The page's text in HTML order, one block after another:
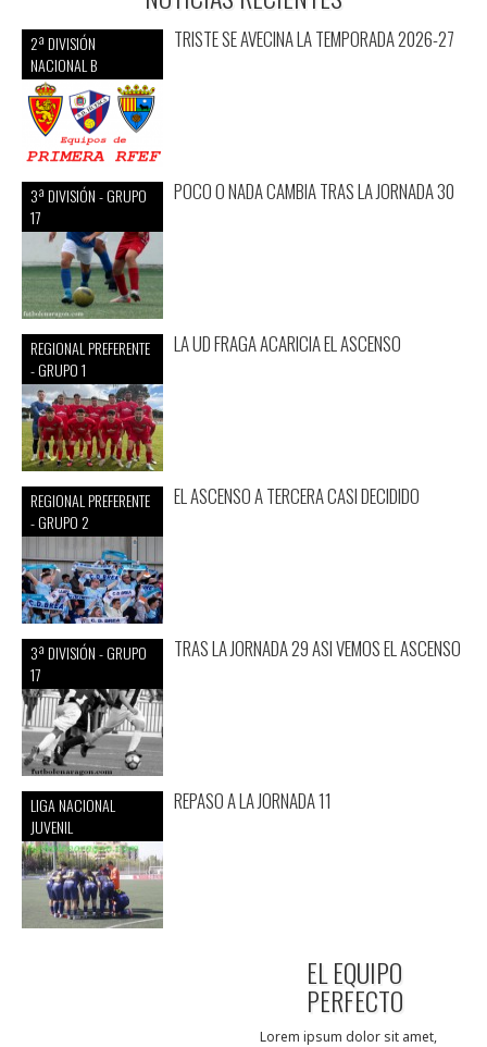
2ª DIVISIÓN
NACIONAL B
TRISTE SE AVECINA LA TEMPORADA 2026-27
3ª DIVISIÓN - GRUPO
17
POCO O NADA CAMBIA TRAS LA JORNADA 30
REGIONAL PREFERENTE
- GRUPO 1
LA UD FRAGA ACARICIA EL ASCENSO
REGIONAL PREFERENTE
- GRUPO 2
EL ASCENSO A TERCERA CASI DECIDIDO
3ª DIVISIÓN - GRUPO
17
TRAS LA JORNADA 29 ASI VEMOS EL ASCENSO
LIGA NACIONAL
JUVENIL
REPASO A LA JORNADA 11
EL EQUIPO
PERFECTO
Lorem ipsum dolor sit amet,